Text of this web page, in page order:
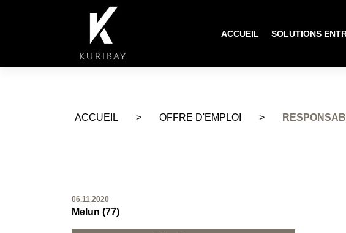
ACCUEIL SOLUTIONS
ACCUEIL > OFFRE D'EMPLOI >
06.11.2020
Melun (77)